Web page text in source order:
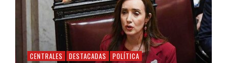
CENTRALES DESTACADAS POLÍTICA